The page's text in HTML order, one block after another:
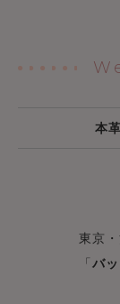
本
東京
「バ